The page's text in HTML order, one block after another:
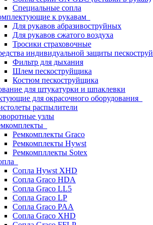
Специальные сопла
к рукавам
Для рукавов абразивоструйных
Для рукавов сжатого воздуха
Тросики страховочные
индивидуальной защиты
Фильтр для дыхания
Шлем пескоструйщика
Костюм пескоструйщика
для штукатурки и шпаклевки
для окрасочного оборудования
распылители
узлы
Ремкомплекты Graco
Ремкомплекты Hywst
Ремкомпллекты Sotex
Сопла Hywst XHD
Сопла Graco HDA
Сопла Graco LL5
Сопла Graco LP
Сопла Graco PAA
Сопла Graco XHD